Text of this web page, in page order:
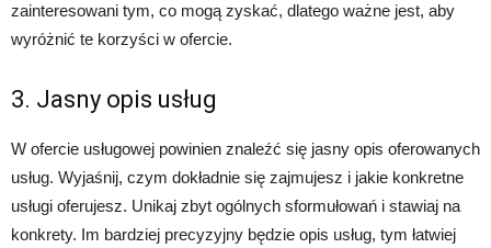
zainteresowani tym, co mogą zyskać, dlatego ważne jest, aby
wyróżnić te korzyści w ofercie.
3. Jasny opis usług
W ofercie usługowej powinien znaleźć się jasny opis oferowanych
usług. Wyjaśnij, czym dokładnie się zajmujesz i jakie konkretne
usługi oferujesz. Unikaj zbyt ogólnych sformułowań i stawiaj na
konkrety. Im bardziej precyzyjny będzie opis usług, tym łatwiej